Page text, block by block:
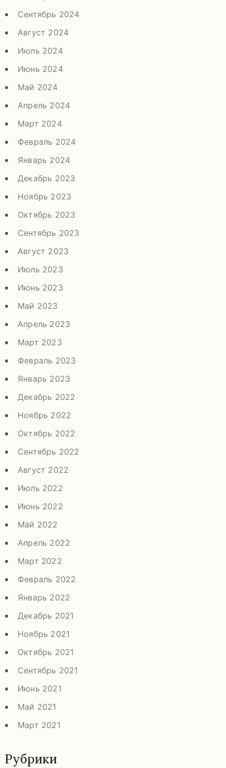
Сентябрь 2024
Август 2024
Июль 2024
Июнь 2024
Май 2024
Апрель 2024
Март 2024
Февраль 2024
Январь 2024
Декабрь 2023
Ноябрь 2023
Октябрь 2023
Сентябрь 2023
Август 2023
Июль 2023
Июнь 2023
Май 2023
Апрель 2023
Март 2023
Февраль 2023
Январь 2023
Декабрь 2022
Ноябрь 2022
Октябрь 2022
Сентябрь 2022
Август 2022
Июль 2022
Июнь 2022
Май 2022
Апрель 2022
Март 2022
Февраль 2022
Январь 2022
Декабрь 2021
Ноябрь 2021
Октябрь 2021
Сентябрь 2021
Июнь 2021
Май 2021
Март 2021
Рубрики